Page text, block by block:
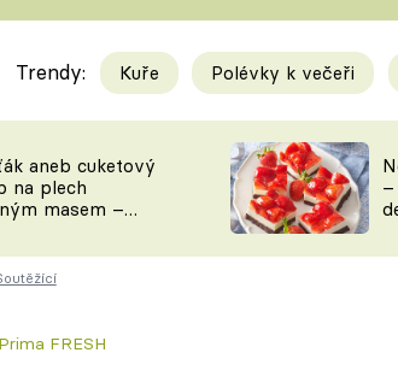
VAŘÍ ŠÉF!
NA TALÍŘI
Tipy a
KAM ZA
Trendy: Kuře Polévky k večeři
aneb cuketový
na plech
masem –
přerostlé
FRESH